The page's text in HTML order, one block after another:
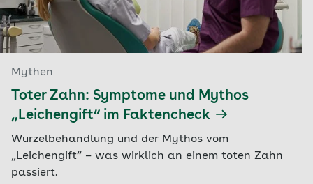
Mythen
Toter Zahn: Symptome und Mythos
„Leichengift“ im Faktencheck
Wurzelbehandlung und der Mythos vom
„Leichengift“ – was wirklich an einem toten Zahn
passiert.